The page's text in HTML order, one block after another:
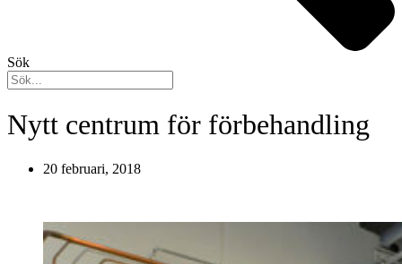
Sök
Nytt centrum för förbehandling
20 februari, 2018